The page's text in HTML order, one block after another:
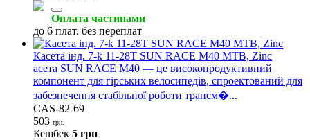
Оплата частинами
до 6 плат. без переплат
Касета інд. 7-k 11-28T SUN RACE M40 MTB, Zinc
асета SUN RACE M40 — це високопродуктивний
компонент для гірських велосипедів, спроектований для
забезпечення стабільної роботи трансм�...
CAS-82-69
503 грн.
Кешбек 5 грн